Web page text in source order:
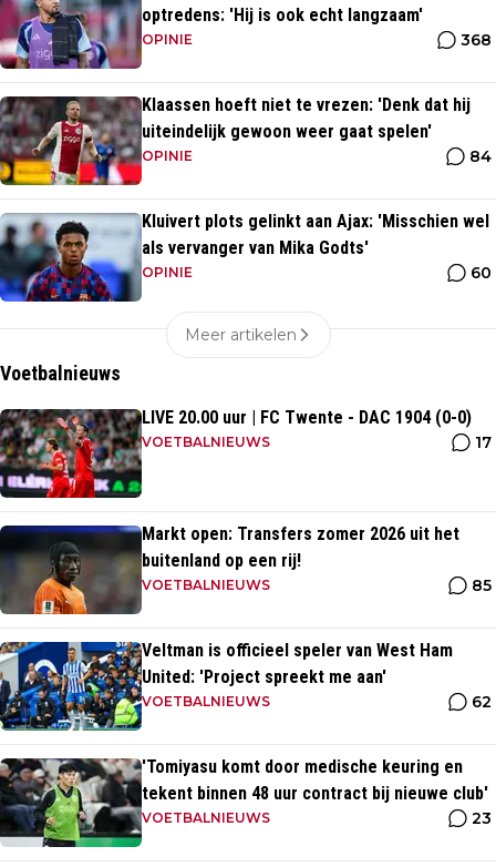
optredens: 'Hij is ook echt langzaam'
OPINIE 368
Klaassen hoeft niet te vrezen: 'Denk dat hij
uiteindelijk gewoon weer gaat spelen'
OPINIE 84
Kluivert plots gelinkt aan Ajax: 'Misschien wel
als vervanger van Mika Godts'
OPINIE 60
Meer artikelen
Voetbalnieuws
LIVE 20.00 uur | FC Twente - DAC 1904 (0-0)
VOETBALNIEUWS 17
Markt open: Transfers zomer 2026 uit het
buitenland op een rij!
VOETBALNIEUWS 85
Veltman is officieel speler van West Ham
United: 'Project spreekt me aan'
VOETBALNIEUWS 62
'Tomiyasu komt door medische keuring en
tekent binnen 48 uur contract bij nieuwe club'
VOETBALNIEUWS 23